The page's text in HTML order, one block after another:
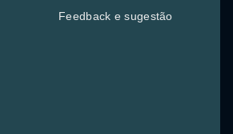
Feedback e sugestão